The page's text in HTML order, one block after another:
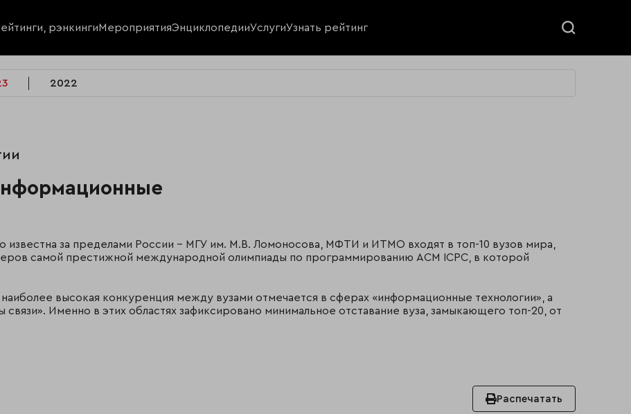
рэнкингиМероприятияЭнциклопедииУслугиУзнать рейтинг
2022
за пределами России – МГУ им. М.В. Ломоносова, МФТИ и ИТМО входят в топ-10 вузов мира,
самой престижной международной олимпиады по программированию ACM ICPC, в которой
высокая конкуренция между вузами отмечается в сферах «информационные технологии», а
Именно в этих областях зафиксировано минимальное отставание вуза, замыкающего топ-20, от
Распечатать